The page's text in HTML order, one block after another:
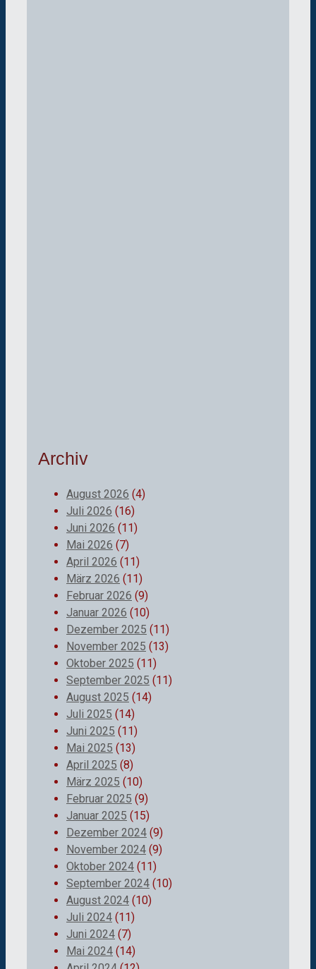
Archiv
August 2026 (4)
Juli 2026 (16)
Juni 2026 (11)
Mai 2026 (7)
April 2026 (11)
März 2026 (11)
Februar 2026 (9)
Januar 2026 (10)
Dezember 2025 (11)
November 2025 (13)
Oktober 2025 (11)
September 2025 (11)
August 2025 (14)
Juli 2025 (14)
Juni 2025 (11)
Mai 2025 (13)
April 2025 (8)
März 2025 (10)
Februar 2025 (9)
Januar 2025 (15)
Dezember 2024 (9)
November 2024 (9)
Oktober 2024 (11)
September 2024 (10)
August 2024 (10)
Juli 2024 (11)
Juni 2024 (7)
Mai 2024 (14)